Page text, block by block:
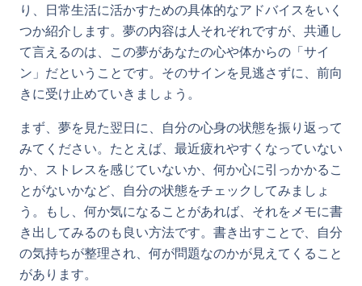
り、日常生活に活かすための具体的なアドバイスをいく
つか紹介します。夢の内容は人それぞれですが、共通し
て言えるのは、この夢があなたの心や体からの「サイ
ン」だということです。そのサインを見逃さずに、前向
きに受け止めていきましょう。
まず、夢を見た翌日に、自分の心身の状態を振り返って
みてください。たとえば、最近疲れやすくなっていない
か、ストレスを感じていないか、何か心に引っかかるこ
とがないかなど、自分の状態をチェックしてみましょ
う。もし、何か気になることがあれば、それをメモに書
き出してみるのも良い方法です。書き出すことで、自分
の気持ちが整理され、何が問題なのかが見えてくること
があります。